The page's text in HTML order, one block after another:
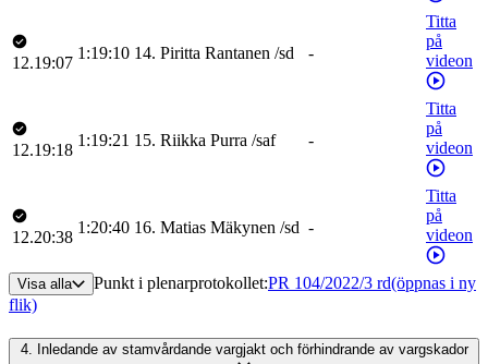
12.19:07
1:19:10 14. Piritta Rantanen /sd -
Titta
på
videon
12.19:18
1:19:21 15. Riikka Purra /saf -
Titta
på
videon
12.20:38
1:20:40 16. Matias Mäkynen /sd -
Titta
på
videon
Visa alla Punkt i plenarprotokollet:PR 104/2022/3 rd(öppnas i ny
flik)
4. Inledande av stamvårdande vargjakt och förhindrande av vargskador